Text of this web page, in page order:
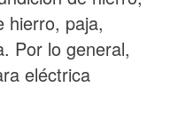
hierro, paja,
Por lo general,
eléctrica